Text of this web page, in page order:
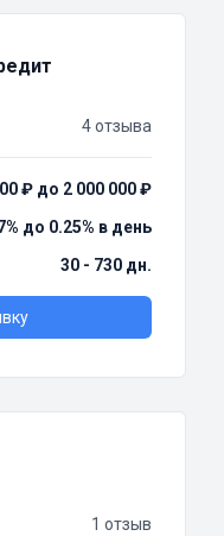
4 отзыва
₽ до 2 000 000 ₽
до 0.25% в день
30 - 730 дн.
1 отзыв